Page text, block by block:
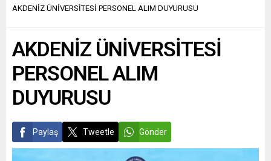
AKDENİZ ÜNİVERSİTESİ PERSONEL ALIM DUYURUSU
AKDENİZ ÜNİVERSİTESİ
PERSONEL ALIM
DUYURUSU
Paylaş Tweetle Gönder